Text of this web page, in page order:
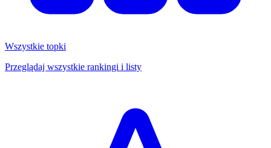
Wszystkie topki
Przeglądaj wszystkie rankingi i listy